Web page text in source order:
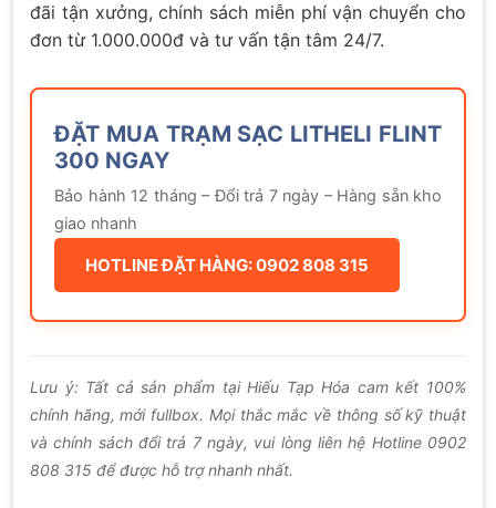
đãi tận xưởng, chính sách miễn phí vận chuyển cho
đơn từ 1.000.000đ và tư vấn tận tâm 24/7.
ĐẶT MUA TRẠM SẠC LITHELI FLINT
300 NGAY
Bảo hành 12 tháng – Đổi trả 7 ngày – Hàng sẵn kho
giao nhanh
HOTLINE ĐẶT HÀNG: 0902 808 315
Lưu ý: Tất cả sản phẩm tại Hiếu Tạp Hóa cam kết 100%
chính hãng, mới fullbox. Mọi thắc mắc về thông số kỹ thuật
và chính sách đổi trả 7 ngày, vui lòng liên hệ Hotline 0902
808 315 để được hỗ trợ nhanh nhất.